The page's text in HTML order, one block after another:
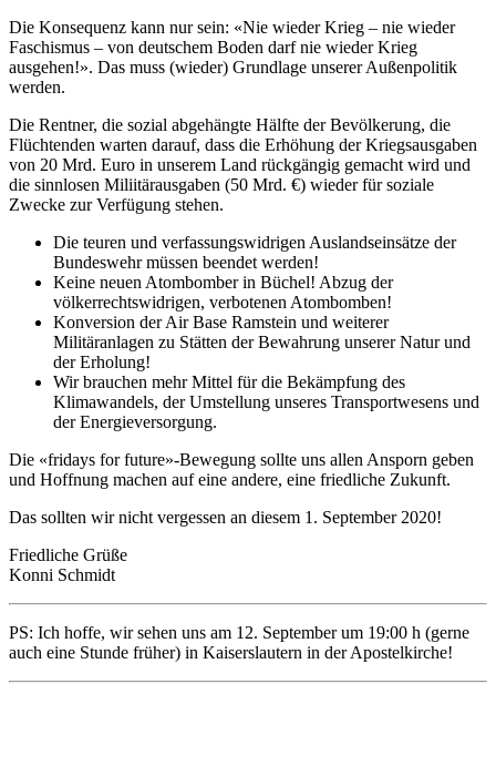
Die Konsequenz kann nur sein: «Nie wieder Krieg – nie wieder
Faschismus – von deutschem Boden darf nie wieder Krieg
ausgehen!». Das muss (wieder) Grundlage unserer Außenpolitik
werden.
Die Rentner, die sozial abgehängte Hälfte der Bevölkerung, die
Flüchtenden warten darauf, dass die Erhöhung der Kriegsausgaben
von 20 Mrd. Euro in unserem Land rückgängig gemacht wird und
die sinnlosen Miliitärausgaben (50 Mrd. €) wieder für soziale
Zwecke zur Verfügung stehen.
Die teuren und verfassungswidrigen Auslandseinsätze der
Bundeswehr müssen beendet werden!
Keine neuen Atombomber in Büchel! Abzug der
völkerrechtswidrigen, verbotenen Atombomben!
Konversion der Air Base Ramstein und weiterer
Militäranlagen zu Stätten der Bewahrung unserer Natur und
der Erholung!
Wir brauchen mehr Mittel für die Bekämpfung des
Klimawandels, der Umstellung unseres Transportwesens und
der Energieversorgung.
Die «fridays for future»-Bewegung sollte uns allen Ansporn geben
und Hoffnung machen auf eine andere, eine friedliche Zukunft.
Das sollten wir nicht vergessen an diesem 1. September 2020!
Friedliche Grüße
Konni Schmidt
PS: Ich hoffe, wir sehen uns am 12. September um 19:00 h (gerne
auch eine Stunde früher) in Kaiserslautern in der Apostelkirche!